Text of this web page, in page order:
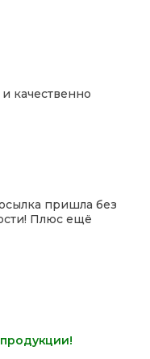
качественно
пришла без
Плюс ещё